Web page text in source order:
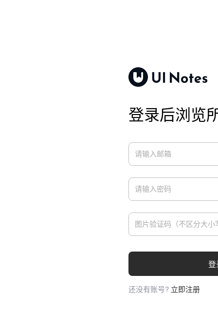
登录后浏览
登
还没有账号? 立即注册